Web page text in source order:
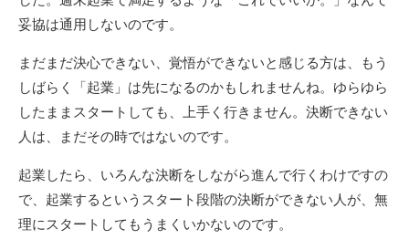
妥協は通用しないのです。
まだまだ決心できない、覚悟ができないと感じる方は、もう
しばらく「起業」は先になるのかもしれませんね。ゆらゆら
したままスタートしても、上手く行きません。決断できない
人は、まだその時ではないのです。
起業したら、いろんな決断をしながら進んで行くわけですの
で、起業するというスタート段階の決断ができない人が、無
理にスタートしてもうまくいかないのです。